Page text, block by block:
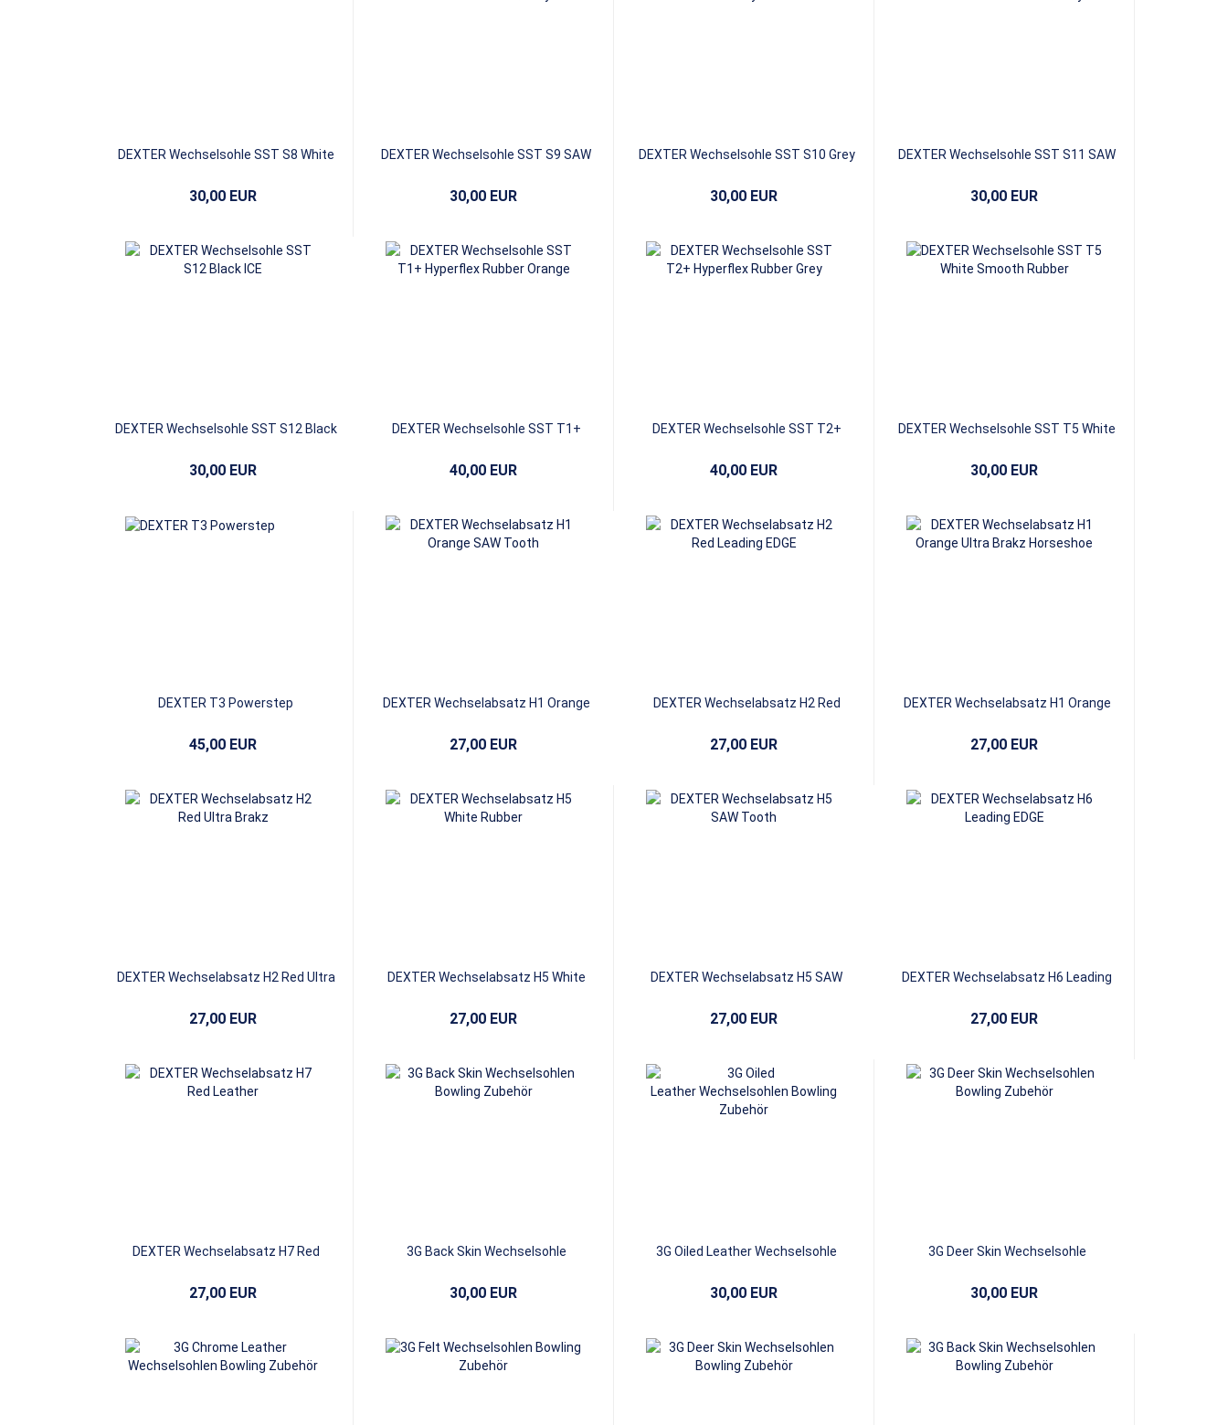
DEXTER Wechselsohle SST S8 White
30,00 EUR
DEXTER Wechselsohle SST S9 SAW
30,00 EUR
DEXTER Wechselsohle SST S10 Grey
30,00 EUR
DEXTER Wechselsohle SST S11 SAW
30,00 EUR
DEXTER Wechselsohle SST S12 Black
30,00 EUR
DEXTER Wechselsohle SST T1+
40,00 EUR
DEXTER Wechselsohle SST T2+
40,00 EUR
DEXTER Wechselsohle SST T5 White
30,00 EUR
DEXTER T3 Powerstep
45,00 EUR
DEXTER Wechselabsatz H1 Orange
27,00 EUR
DEXTER Wechselabsatz H2 Red
27,00 EUR
DEXTER Wechselabsatz H1 Orange
27,00 EUR
DEXTER Wechselabsatz H2 Red Ultra
27,00 EUR
DEXTER Wechselabsatz H5 White
27,00 EUR
DEXTER Wechselabsatz H5 SAW
27,00 EUR
DEXTER Wechselabsatz H6 Leading
27,00 EUR
DEXTER Wechselabsatz H7 Red
27,00 EUR
3G Back Skin Wechselsohle
30,00 EUR
3G Oiled Leather Wechselsohle
30,00 EUR
3G Deer Skin Wechselsohle
30,00 EUR